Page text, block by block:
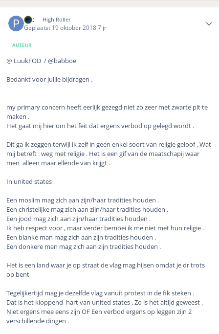
Pat High Roller
Geplaatst 19 oktober 20187 jr
AUTEUR
@ LuukFOD / @babboe
Bedankt voor jullie bijdragen .
my primary concern heeft eerlijk gezegd niet zo zeer met zwarte pit te
maken .
Het gaat mij hier om het feit dat ergens verbod op gelegd wordt .
Dit ga ik zeggen terwijl ik zelf in geen enkel soort van religie geloof . Wat
mij betreft : weg met religie . Het is een gif van de maatschapij waar
men alleen maar ellende van krijgt .
In united states ,
Een moslim mag zich aan zijn/haar tradities houden .
Een christelijke mag zich aan zijn/haar tradities houden .
Een jood mag zich aan zijn/haar tradities houden .
Ik heb respect voor , maar verder bemoei ik me niet met hun religie .
Een blanke man mag zich aan zijn tradities houden .
Een donkere man mag zich aan zijn tradities houden .
Het is een land waar je op straat de vlag mag hijsen omdat je dr trots
op bent
Tegelijkertijd mag je dezelfde vlag vanuit protest in de fik steken .
Dat is het kloppend hart van united states . Zo is het altijd geweest .
Niet ergens mee eens zijn OF Een verbod ergens op leggen zijn 2
verschillende dingen .